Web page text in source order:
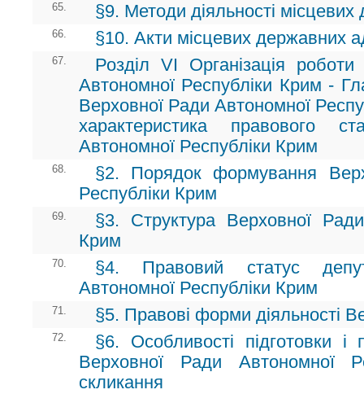
65. §9. Методи діяльності місцевих
66. §10. Акти місцевих державних
67.
Розділ VI Організація роботи
Автономної Республіки Крим -
Верховної Ради Автономної
характеристика правового
Автономної Республіки Крим
68.
§2. Порядок формування
Республіки Крим
69.
§3. Структура Верховної
Крим
70.
§4. Правовий статус
Автономної Республіки Крим
71. §5. Правові форми діяльності
72.
§6. Особливості підготовки і
Верховної Ради Автономної
скликання